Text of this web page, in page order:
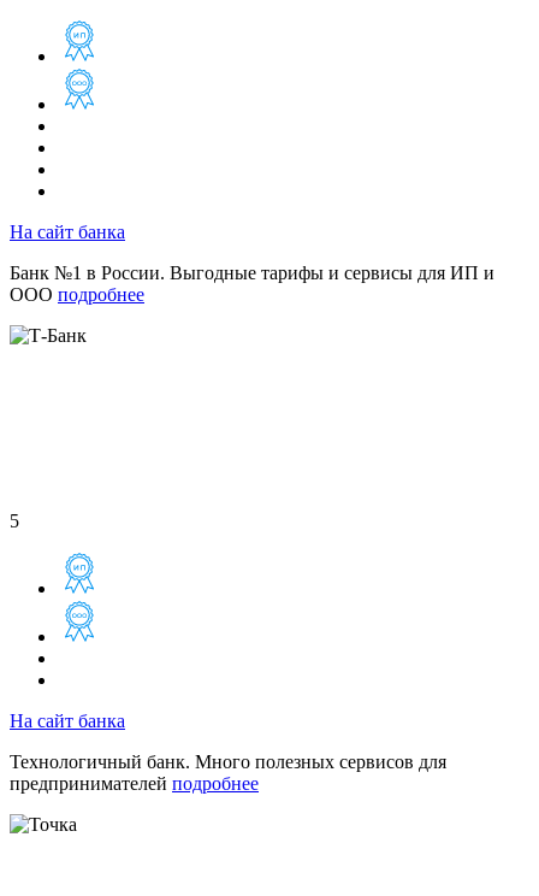
На сайт банка
Банк №1 в России. Выгодные тарифы и сервисы для ИП и
ООО подробнее
5
На сайт банка
Технологичный банк. Много полезных сервисов для
предпринимателей подробнее